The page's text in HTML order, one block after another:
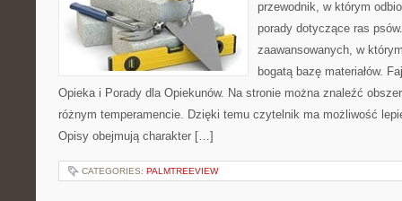
przewodnik, w którym
porady dotyczące ras
zaawansowanych, w
bogatą bazę materiałów.
Opieka i Porady dla Opiekunów. Na stronie można znaleźć
różnym temperamencie. Dzięki temu czytelnik ma możliwość
Opisy obejmują charakter […]
CATEGORIES: PALMTREEVIEW